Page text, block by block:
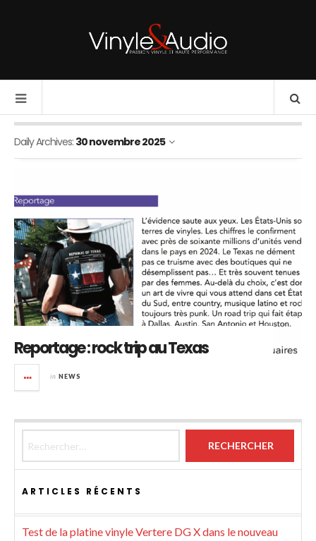
Daily Archives: 30 novembre 2025
Reportage : rock trip au Texas
in NEWS
ARTICLES RÉCENTS
Test de la platine vinyle Vertere DG X dans le nouveau